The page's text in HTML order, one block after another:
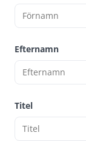
Efternamn
Titel